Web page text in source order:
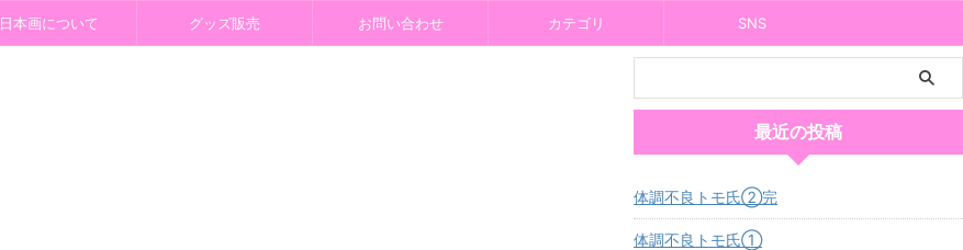
日本画について グッズ販売 お問い合わせ カテゴリ SNS
最近の投稿
体調不良トモ氏②完
体調不良トモ氏①